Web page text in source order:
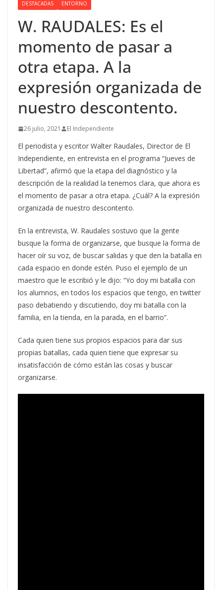
DESTACADAS ENTORNO
W. RAUDALES: Es el
momento de pasar a
otra etapa. A la
expresión organizada de
nuestro descontento.
26 julio, 2021 El Independiente
El periodista y escritor Walter Raudales, Director de El
Independiente, en entrevista en el programa “Jueves de
Libertad”, afirmó que la etapa del diagnóstico y la
descripción de la realidad la tenemos clara, que ahora es
el momento de pasar a otra etapa. ¿Cuál? A la expresión
organizada de nuestro descontento.
En la entrevista, W. Raudales sostuvo que la gente
busque la forma de organizarse, que busque la forma de
hacer oír su voz, de buscar salidas y que den la batalla en
cada espacio en donde estén. Puso el ejemplo de un
maestro que le escribió y le dijo: “Yo doy mi batalla con
los alumnos, en todos los espacios que tengo, en twitter
paso debatiendo y discutiendo, doy mi batalla con la
familia, en la tienda, en la parada, en el barrio”.
Cada quien tiene sus propios espacios para dar sus
propias batallas, cada quien tiene que expresar su
insatisfacción de cómo están las cosas y buscar
organizarse.